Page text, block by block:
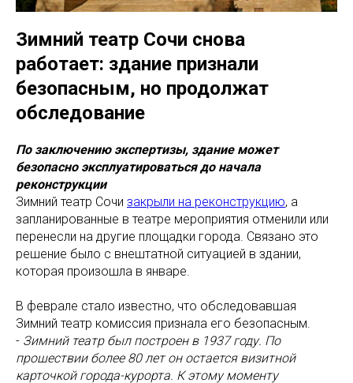
Зимний театр Сочи снова
работает: здание признали
безопасным, но продолжат
обследование
По заключению экспертизы, здание может
безопасно эксплуатироваться до начала
реконструкции
Зимний театр Сочи закрыли на реконструкцию, а
запланированные в театре мероприятия отменили или
перенесли на другие площадки города. Связано это
решение было с внештатной ситуацией в здании,
которая произошла в январе.
В феврале стало известно, что обследовавшая
Зимний театр комиссия признала его безопасным.
- Зимний театр был построен в 1937 году. По
прошествии более 80 лет он остается визитной
карточкой города-курорта. К этому моменту